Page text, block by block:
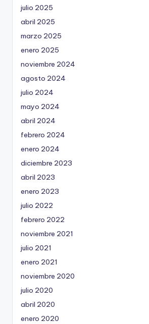
julio 2025
abril 2025
marzo 2025
enero 2025
noviembre 2024
agosto 2024
julio 2024
mayo 2024
abril 2024
febrero 2024
enero 2024
diciembre 2023
abril 2023
enero 2023
julio 2022
febrero 2022
noviembre 2021
julio 2021
enero 2021
noviembre 2020
julio 2020
abril 2020
enero 2020